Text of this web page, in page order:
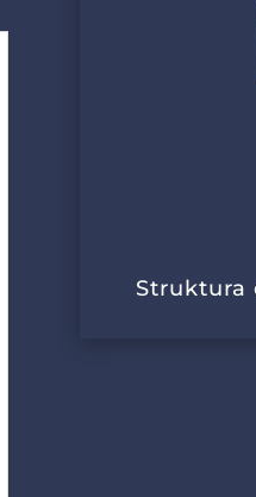
Struktura